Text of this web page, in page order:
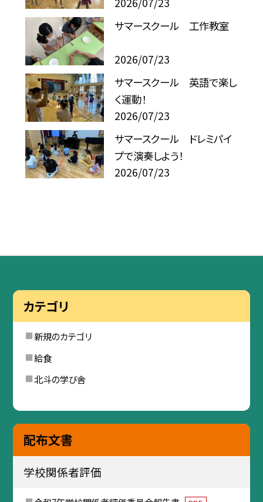
サマースクール 工作教室
2026/07/23
サマースクール 英語で楽し
く運動！
2026/07/23
サマースクール ドレミパイ
プで演奏しよう！
2026/07/23
カテゴリ
新規のカテゴリ
給食
北斗の学び舎
配布文書
学校関係者評価